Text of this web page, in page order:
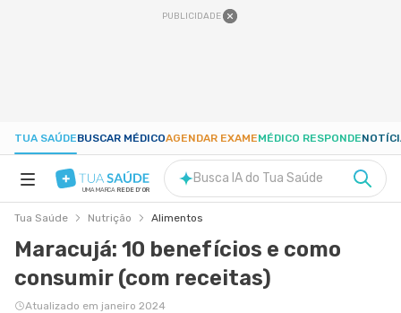
PUBLICIDADE
TUA SAÚDEBUSCAR MÉDICOAGENDAR EXAMEMÉDICO RESPONDE
NUTRIÇÃO
UMA MARCA REDE D'OR
Busca IA do Tua Saúde
Tua Saúde Nutrição Alimentos
Maracujá: 10 benefícios e como
consumir (com receitas)
Atualizado em janeiro 2024